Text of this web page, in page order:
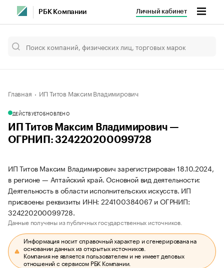
РБК Компании Личный кабинет
Главная ИП Титов Максим Владимирович
ДЕЙСТВУЕТОБНОВЛЕНО
ИП Титов Максим Владимирович —
ОГРНИП: 324220200099728
ИП Титов Максим Владимирович зарегистрирован 18.10.2024,
в регионе — Алтайский край. Основной вид деятельности:
Деятельность в области исполнительских искусств. ИП
присвоены реквизиты ИНН: 224100384067 и ОГРНИП:
324220200099728.
Данные получены из публичных государственных источников.
Информация носит справочный характер и сгенерирована на
основании данных из открытых источников.
Компания не является пользователем и не имеет деловых
отношений с сервисом РБК Компании.